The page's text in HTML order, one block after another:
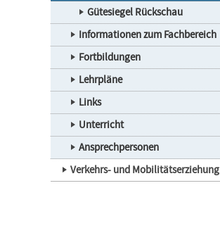
Gütesiegel Rückschau
Informationen zum Fachbereich
Fortbildungen
Lehrpläne
Links
Unterricht
Ansprechpersonen
Verkehrs- und Mobilitätserziehung